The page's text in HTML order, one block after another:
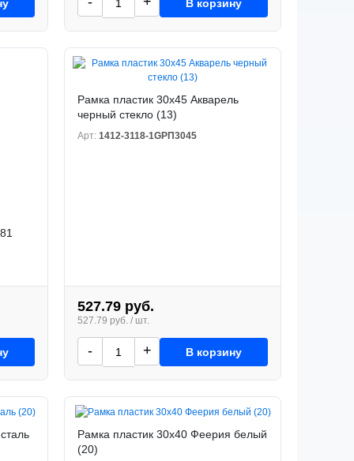
В корзину
Рамка пластик 30x45 Акварель
черный стекло (13)
Арт: 1412-3118-1GРП3045
527.79 руб.
527.79 руб. / шт.
- + В корзину
Рамка пластик 30x40 Феерия белый
(20)